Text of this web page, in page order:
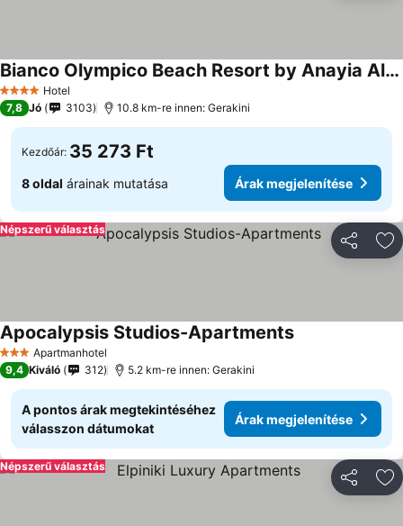
4 KategóriaHotel
Bianco Olympico Beach Resort by Anayia All Inclusive Resorts
Árak megjelenítése
7,8 Jó 3103 10.8 km-re innen: Gerakini
Kezdőár: 35 273 Ft
8 oldal árainak mutatása Árak megjelenítése
Népszerű választás
3 KategóriaApartmanhotel
Apocalypsis Studios-ApartmentsÁrak
9,4 Kiváló 312 5.2 km-re innen: Gerakini
A pontos árak megtekintéséhez
válasszon dátumokat
Árak megjelenítése
Népszerű választás